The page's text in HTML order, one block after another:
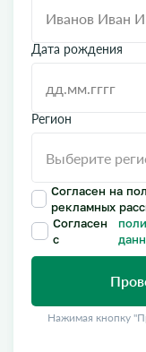
Дата рождения
Регион
Согласен на
рекламных
Согласен
с
Нажимая кнопку